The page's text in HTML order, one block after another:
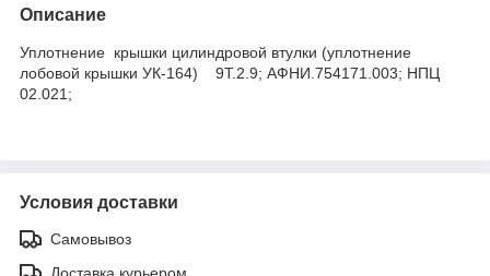
Описание
Уплотнение крышки цилиндровой втулки (уплотнение
лобовой крышки УК-164) 9Т.2.9; АФНИ.754171.003; НПЦ
02.021;
Условия доставки
Самовывоз